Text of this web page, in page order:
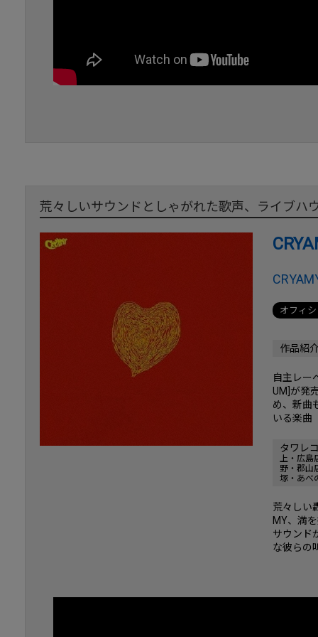
荒々しいサウンドとしゃがれた歌声、ライブハ
オフィ
作品紹
自主レー
UM]が発
め、新曲
いる楽曲
タワレ
上・広島
野・郡山
塚・あべ
荒々しい
MY、満
サウンド
な彼らの